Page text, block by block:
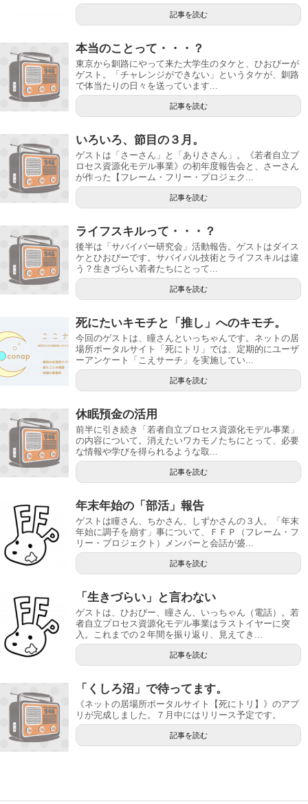
記事を読む
本当のことって・・・？
東京から釧路にやって来た大学生のタケと、ひおぴーが
ゲスト。「チャレンジができない」というタケが、釧路
で体当たりの日々を送っています...
記事を読む
いろいろ、節目の３月。
ゲストは「さーさん」と「ありささん」。《若者自立プ
ロセス資源化モデル事業》の初年度報告会と、さーさん
が作った【フレーム・フリー・プロジェク...
記事を読む
ライフスキルって・・・？
後半は「サバイバー研究会」活動報告。ゲストはダイス
ケとひおぴーです。サバイバル技術とライフスキルは違
う？生きづらい若者たちにとって...
記事を読む
死にたいキモチと「推し」へのキモチ。
今回のゲストは、瞳さんといっちゃんです。ネットの居
場所ポータルサイト「死にトリ」では、定期的にユーザ
ーアンケート「こえサーチ」を実施してい...
記事を読む
休眠預金の活用
前半に引き続き「若者自立プロセス資源化モデル事業」
の内容について。消えたいワカモノたちにとって、必要
な情報や学びを得られるような取...
記事を読む
年末年始の「部活」報告
ゲストは瞳さん、ちかさん、しずかさんの３人。「年末
年始に調子を崩す」事について、ＦＦＰ（フレーム・フ
リー・プロジェクト）メンバーと会話が盛...
記事を読む
「生きづらい」と言わない
ゲストは、ひおぴー、瞳さん、いっちゃん（電話）。若
者自立プロセス資源化モデル事業はラストイヤーに突
入。これまでの２年間を振り返り、見えてき...
記事を読む
「くしろ沼」で待ってます。
《ネットの居場所ポータルサイト【死にトリ】》のアプ
リが完成しました。７月中にはリリース予定です。
記事を読む